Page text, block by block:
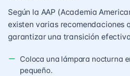
Según la AAP (Academia
existen varias recomendaciones
garantizar una transición
Coloca una lámpara nocturna
pequeño.